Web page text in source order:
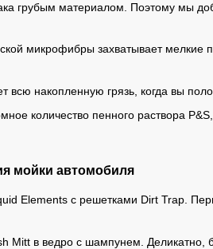
грубым материалом. Поэтому мы
микрофибры захватывает мелкие
всю накопленную грязь, когда вы
количество пенного раствора
мойки автомобиля
Elements с решетками Dirt Trap.
Mitt в ведро с шампунем. Деликатно,